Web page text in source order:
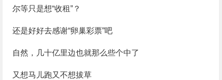
尔等只是想“收租”？
还是好好去感谢“卵巢彩票”吧
自然，几十亿里边也就那么些个中了
又想马儿跑又不想拔草